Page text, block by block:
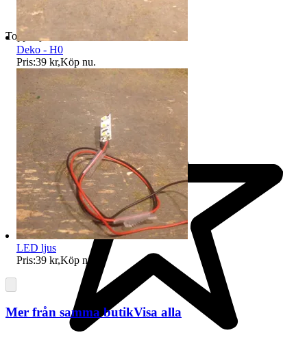
Toppsäljare
Deko - H0
Pris:39 kr,Köp nu.
LED ljus
Pris:39 kr,Köp nu
Mer från samma butikVisa alla